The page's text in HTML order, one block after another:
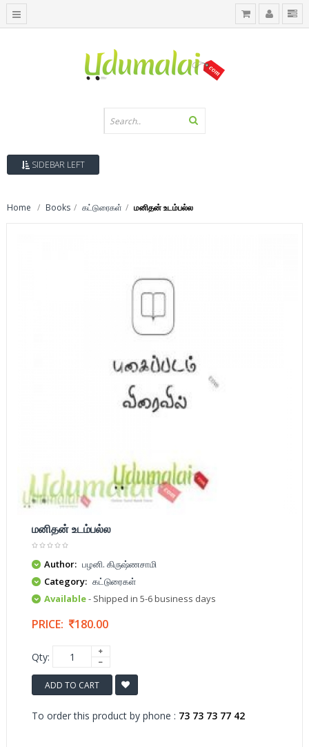
SIDEBAR LEFT
Home Books கட்டுரைகள் மனிதன் உடம்பல்ல
மனிதன் உடம்பல்ல
Author: பழனி. கிருஷ்ணசாமி
Category: கட்டுரைகள்
Available- Shipped in 5-6 business days
PRICE: 180.00
Qty:
ADD TO CART
To order this product by phone : 73 73 73 77 42